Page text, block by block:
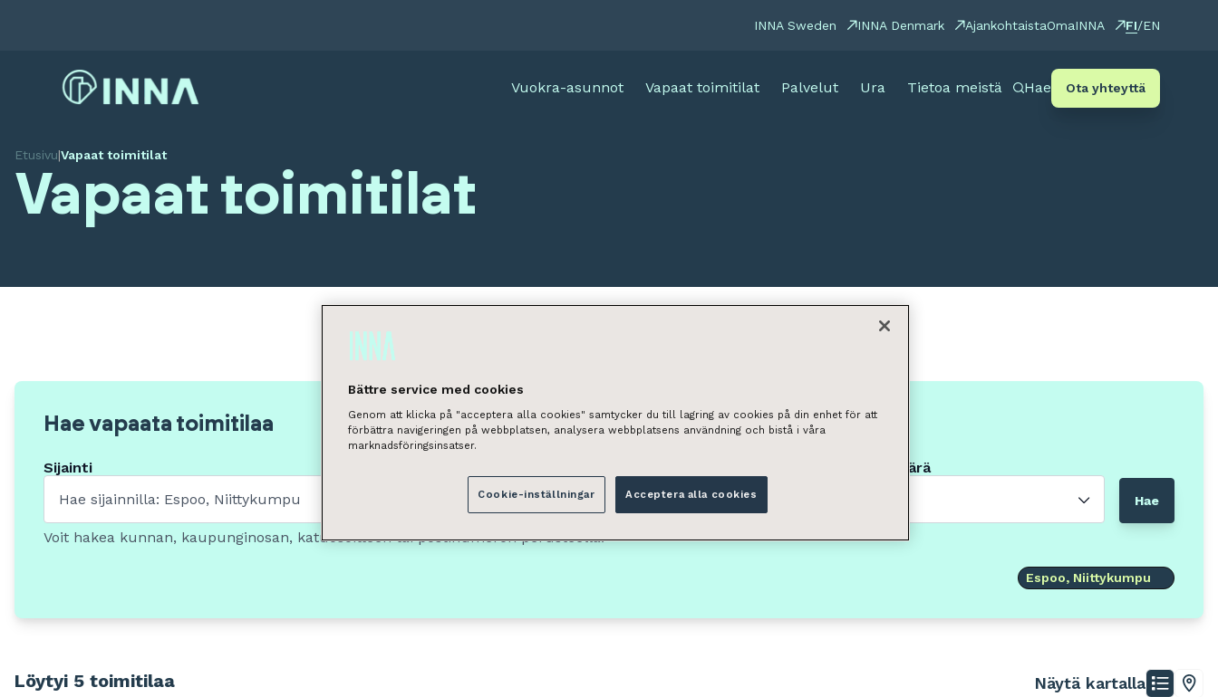
INNA Sweden INNA Denmark AjankohtaistaOmaINNA FI/EN
Vuokra-asunnot Vapaat toimitilat Palvelut Ura Tietoa meistä Hae Ota yhteyttä
Etusivu|Vapaat toimitilat
Vapaat toimitilat
Hae vapaata toimitilaa
Sijainti
Valitse
Neliömäärä
Hae
Voit hakea kunnan, kaupunginosan, katuosoitteen tai postinumeron perusteella.
Espoo, Niittykumpu
Löytyi 5 toimitilaa Näytä kartalla
Bättre service med cookies
Genom att klicka på "acceptera alla cookies" samtycker du till lagring av cookies på din enhet för att
förbättra navigeringen på webbplatsen, analysera webbplatsens användning och bistå i våra
marknadsföringsinsatser.
Cookie-inställningar Acceptera alla cookies